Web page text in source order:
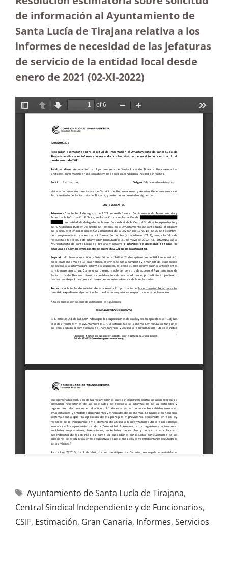
de información al Ayuntamiento de
Santa Lucía de Tirajana relativa a los
informes de necesidad de las jefaturas
de servicio de la entidad local desde
enero de 2021 (02-XI-2022)
Ayuntamiento de Santa Lucía de Tirajana,
Central Sindical Independiente y de Funcionarios,
CSIF, Estimación, Gran Canaria, Informes, Servicios